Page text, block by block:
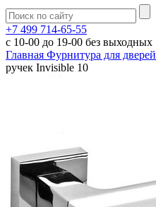
+7 499 714-65-55
с 10-00 до 19-00 без выходных
Главная Фурнитура для дверей
ручек Invisible 10